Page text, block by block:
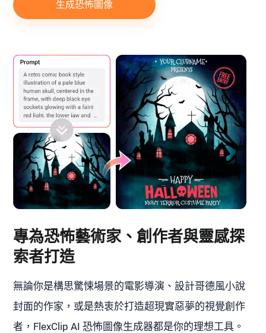
生成恐怖圖像
專為恐怖藝術家、創作者與靈感探
索者打造
無論你是構思驚悚場景的電影導演、設計哥德風小說
封面的作家，或是熱衷於打造超現實惡夢的視覺創作
者，FlexClip AI 恐怖圖像生成器都是你的理想工具。